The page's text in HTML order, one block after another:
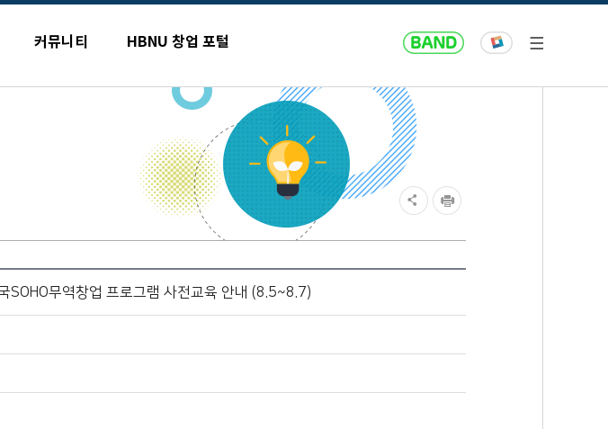
커뮤니티 HBNU 창업 포털
SOHO무역창업 프로그램 사전교육 안내 (8.5~8.7)